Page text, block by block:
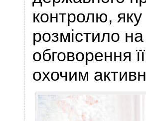
контролю,
розмістило
обговорення
охочим